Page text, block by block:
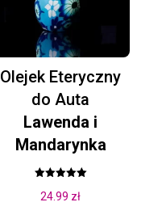
Olejek Eteryczny
do Auta
Lawenda i
Mandarynka
5.00
24.99 zł